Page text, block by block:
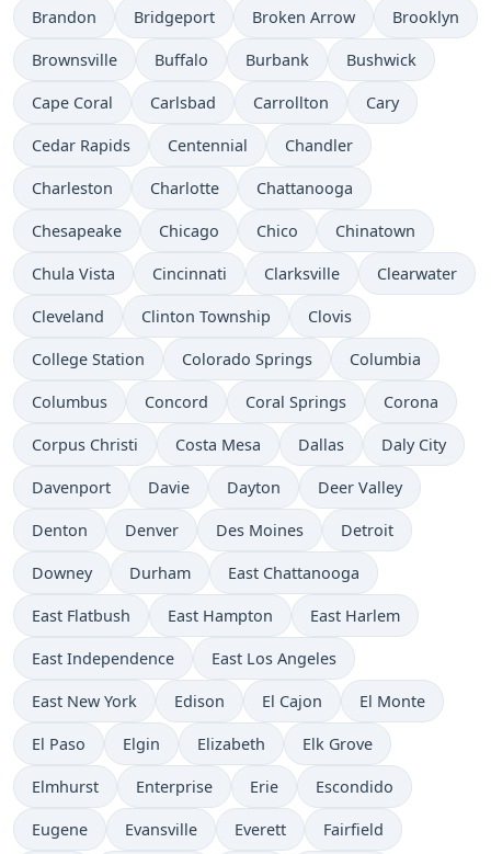
Brandon Bridgeport Broken Arrow Brooklyn
Brownsville Buffalo Burbank Bushwick
Cape Coral Carlsbad Carrollton Cary
Cedar Rapids Centennial Chandler
Charleston Charlotte Chattanooga
Chesapeake Chicago Chico Chinatown
Chula Vista Cincinnati Clarksville Clearwater
Cleveland Clinton Township Clovis
College Station Colorado Springs Columbia
Columbus Concord Coral Springs Corona
Corpus Christi Costa Mesa Dallas Daly City
Davenport Davie Dayton Deer Valley
Denton Denver Des Moines Detroit
Downey Durham East Chattanooga
East Flatbush East Hampton East Harlem
East Independence East Los Angeles
East New York Edison El Cajon El Monte
El Paso Elgin Elizabeth Elk Grove
Elmhurst Enterprise Erie Escondido
Eugene Evansville Everett Fairfield